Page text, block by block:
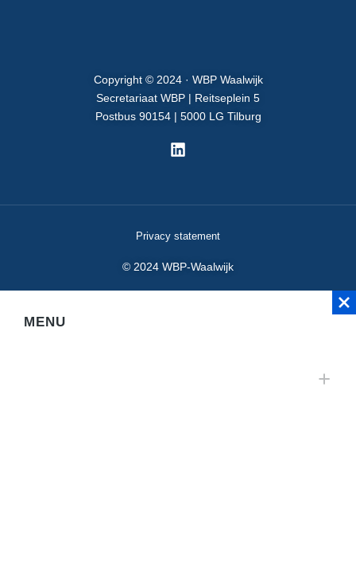
Copyright © 2024 · WBP Waalwijk
Secretariaat WBP | Reitseplein 5
Postbus 90154 | 5000 LG Tilburg
© 2024 WBP-Waalwijk
Privacy statement
MENU